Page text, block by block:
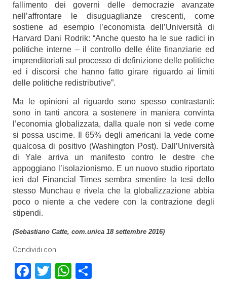
fallimento dei governi delle democrazie avanzate
nell’affrontare le disuguaglianze crescenti, come
sostiene ad esempio l’economista dell’Università di
Harvard Dani Rodrik: “Anche questo ha le sue radici in
politiche interne – il controllo delle élite finanziarie ed
imprenditoriali sul processo di definizione delle politiche
ed i discorsi che hanno fatto girare riguardo ai limiti
delle politiche redistributive”.
Ma le opinioni al riguardo sono spesso contrastanti:
sono in tanti ancora a sostenere in maniera convinta
l’economia globalizzata, dalla quale non si vede come
si possa uscirne. Il 65% degli americani la vede come
qualcosa di positivo (Washington Post). Dall’Università
di Yale arriva un manifesto contro le destre che
appoggiano l’isolazionismo. E un nuovo studio riportato
ieri dal
Financial Timessembra smentire la tesi dello
stesso Munchau e rivela che la globalizzazione abbia
poco o niente a che vedere con la contrazione degli
stipendi.
(Sebastiano Catte, com.unica 18 settembre 2016)
Condividi con
Facebook
TwitterWhatsApp